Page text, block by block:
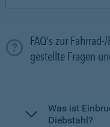
FAQ's zur
gestellte Fragen
Was ist
Diebstahl?